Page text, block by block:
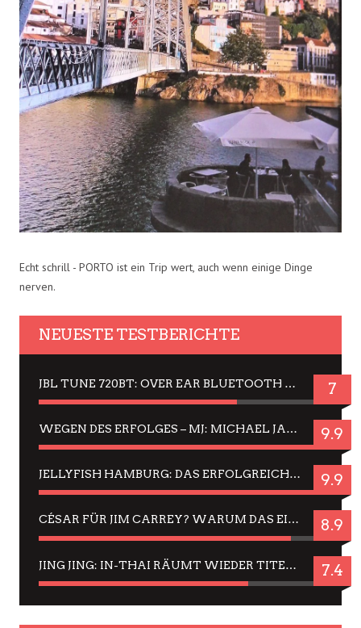
Echt schrill - PORTO ist ein Trip wert, auch wenn einige Dinge
nerven.
NEUESTE TESTBERICHTE
JBL TUNE 720BT: OVER EAR BLUETOOTH KOPFHÖRER UM DIE 50,-€ IM DAUER-TEST 7
WEGEN DES ERFOLGES – MJ: MICHAEL JACKSON MUSICAL IN EINER MATINEE SEHEN 9.9
JELLYFISH HAMBURG: DAS ERFOLGREICHE SOMMER-MENÜ 2025 IN GEFÜHLEN UND BILDERN 9.9
CÉSAR FÜR JIM CARREY? WARUM DAS EINER DER NERVIGSTEN ACTORS IST UND BLEIBT 8.9
JING JING: IN-THAI RÄUMT WIEDER TITEL AB – EIN ZWEI-STUNDEN-ERLEBNISBERICHT 7.4